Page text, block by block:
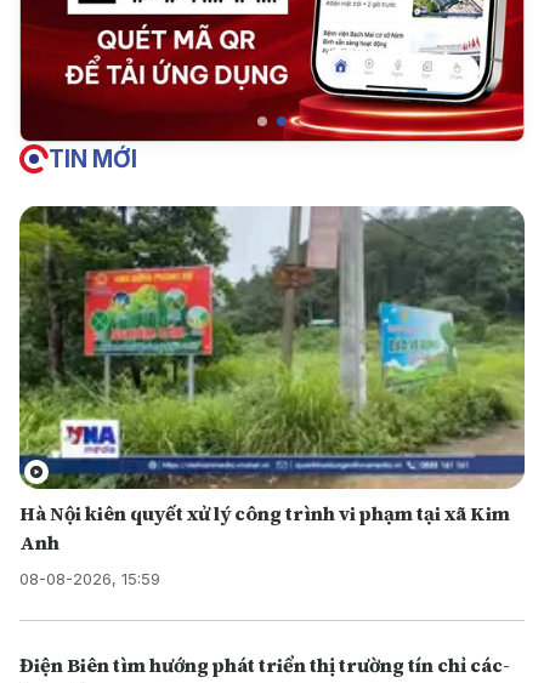
TIN MỚI
Hà Nội kiên quyết xử lý công trình vi phạm tại xã Kim
Anh
08-08-2026, 15:59
Điện Biên tìm hướng phát triển thị trường tín chỉ các-